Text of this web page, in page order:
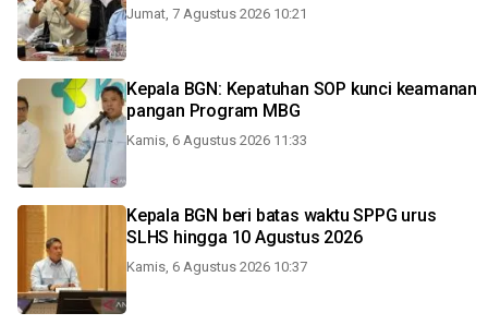
Jumat, 7 Agustus 2026 10:21
Kepala BGN: Kepatuhan SOP kunci keamanan
pangan Program MBG
Kamis, 6 Agustus 2026 11:33
Kepala BGN beri batas waktu SPPG urus
SLHS hingga 10 Agustus 2026
Kamis, 6 Agustus 2026 10:37